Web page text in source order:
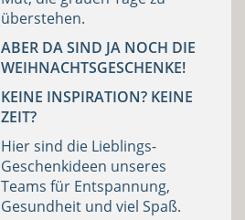
überstehen.
ABER DA SIND JA NOCH DIE
WEIHNACHTSGESCHENKE!
KEINE INSPIRATION? KEINE
ZEIT?
Hier sind die Lieblings-
Geschenkideen unseres
Teams für Entspannung,
Gesundheit und viel Spaß.